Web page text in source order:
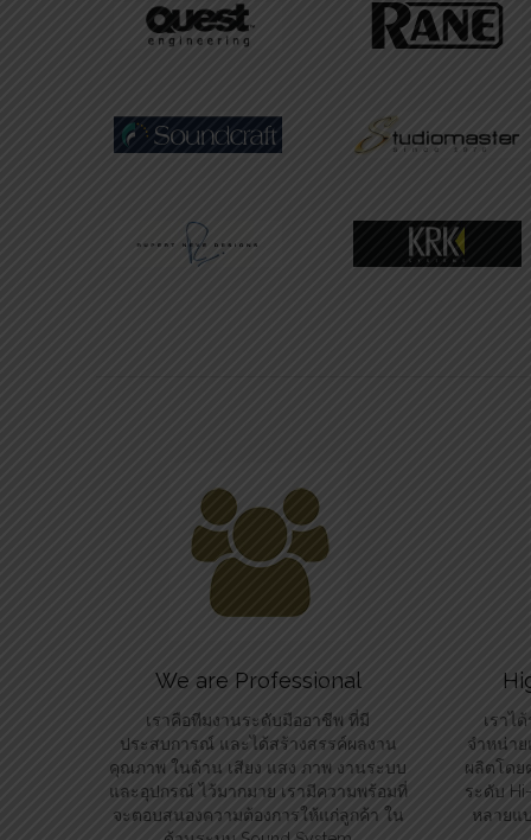
We are Professional
เราคือทีมงานระดับมืออาชีพ ที่มี
ประสบการณ์ และได้สร้างสรรค์ผลงาน
คุณภาพ ในด้าน เสียง แสง ภาพ งานระบบ
และอุปกรณ์ ไว้มากมาย เรามีความพร้อมที่
จะตอบสนองความต้องการให้แก่ลูกค้า ใน
เราไ
จำหน่า
ผลิตโดย
ระดับ
หลายแ